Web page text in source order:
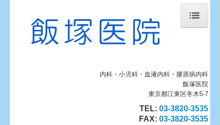
ホーム
内科・小児科・血液内科・膠原病内科
飯塚医院
東京都江東区冬木5-7
TEL: 03-3820-3535
FAX: 03-3820-3535